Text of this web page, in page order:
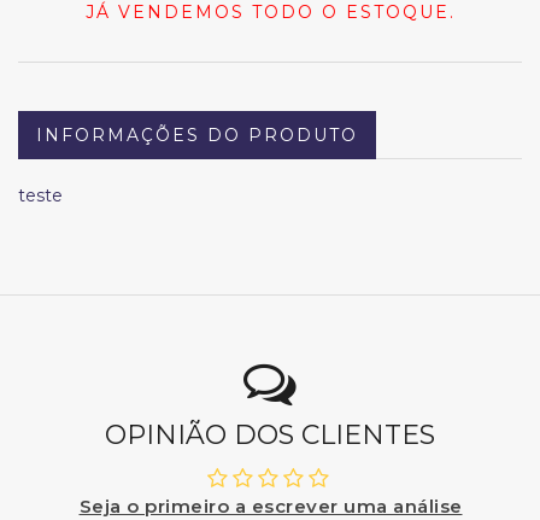
JÁ VENDEMOS TODO O ESTOQUE.
INFORMAÇÕES DO PRODUTO
teste
OPINIÃO DOS CLIENTES
Seja o primeiro a escrever uma análise